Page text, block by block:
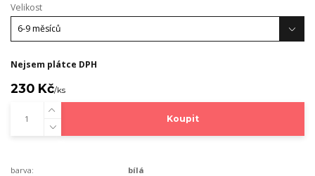
Velikost
Nejsem plátce DPH
230 Kč/ks
Koupit
barva:
bílá